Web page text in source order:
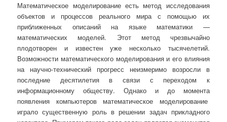
Математическое моделирование есть метод исследования
объектов и процессов реального мира с помощью их
приближенных описаний на языке математики —
математических моделей. Этот метод чрезвычайно
плодотворен и известен уже несколько тысячелетий.
Возможности математического моделирования и его влияния
на научно-технический прогресс неизмеримо возросли в
последние десятилетия в связи с переходом к
информационному обществу. Однако и до момента
появления компьютеров математическое моделирование
играло существенную роль в решении задач прикладного